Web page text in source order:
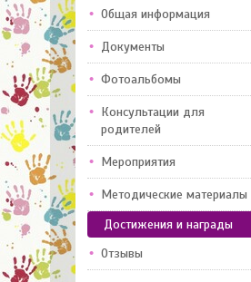
Общая информация
Документы
Фотоальбомы
Консультации для
родителей
Мероприятия
Методические материалы
Достижения и награды
Отзывы